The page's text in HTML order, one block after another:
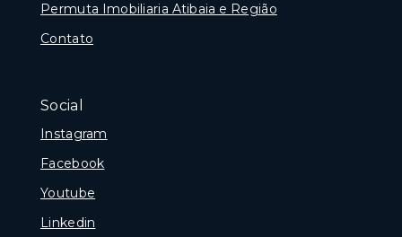
Permuta Imobiliaria Atibaia e Região
Contato
Social
Instagram
Facebook
Youtube
Linkedin